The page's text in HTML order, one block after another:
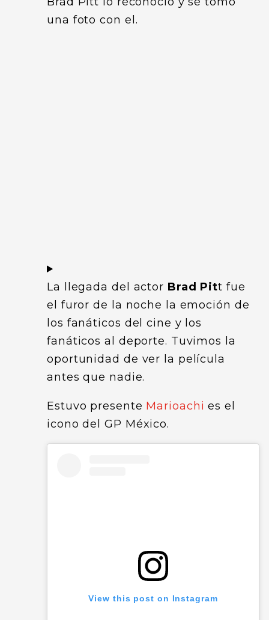
una foto con el.
La llegada del actor Brad Pitt fue
el furor de la noche la emoción de
los fanáticos del cine y los
fanáticos al deporte. Tuvimos la
oportunidad de ver la película
antes que nadie.
Estuvo presente Marioachi es el
icono del GP México.
View this post on Instagram